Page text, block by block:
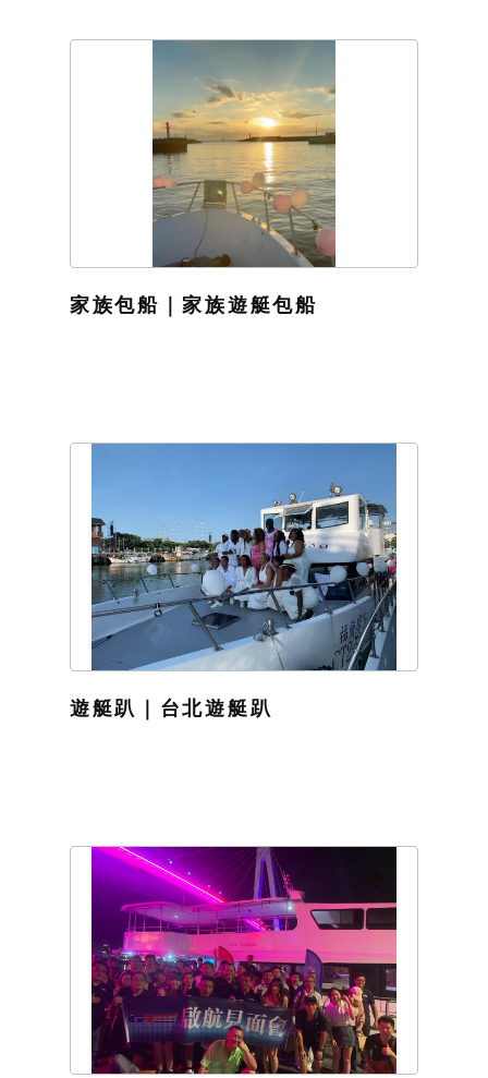
家族包船｜家族遊艇包船
遊艇趴｜台北遊艇趴